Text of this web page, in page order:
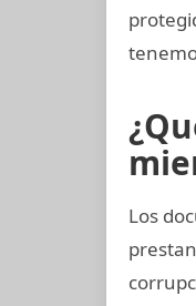
Los